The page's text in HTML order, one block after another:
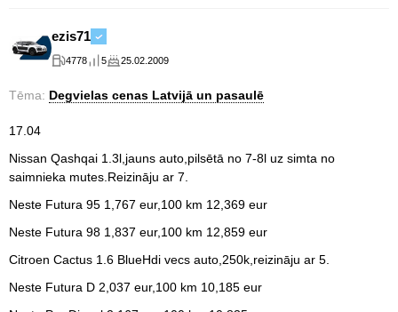
ezis71
4778 5 25.02.2009
Tēma: Degvielas cenas Latvijā un pasaulē
17.04
Nissan Qashqai 1.3l,jauns auto,pilsētā no 7-8l uz simta no
saimnieka mutes.Reizināju ar 7.
Neste Futura 95 1,767 eur,100 km 12,369 eur
Neste Futura 98 1,837 eur,100 km 12,859 eur
Citroen Cactus 1.6 BlueHdi vecs auto,250k,reizināju ar 5.
Neste Futura D 2,037 eur,100 km 10,185 eur